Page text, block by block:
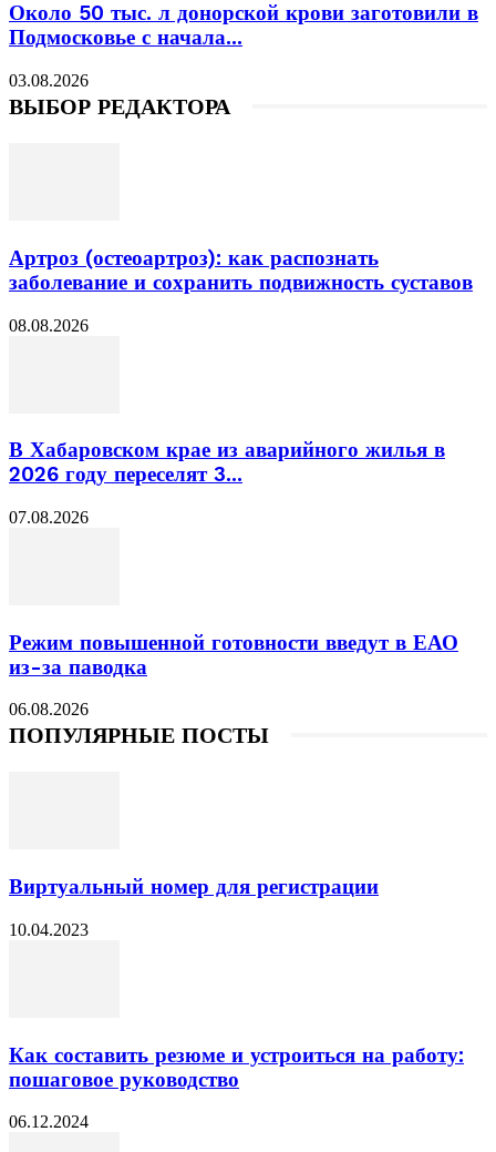
Около 50 тыс. л донорской крови заготовили в
Подмосковье с начала...
03.08.2026
ВЫБОР РЕДАКТОРА
Артроз (остеоартроз): как распознать
заболевание и сохранить подвижность суставов
08.08.2026
В Хабаровском крае из аварийного жилья в
2026 году переселят 3...
07.08.2026
Режим повышенной готовности введут в ЕАО
из-за паводка
06.08.2026
ПОПУЛЯРНЫЕ ПОСТЫ
Виртуальный номер для регистрации
10.04.2023
Как составить резюме и устроиться на работу:
пошаговое руководство
06.12.2024